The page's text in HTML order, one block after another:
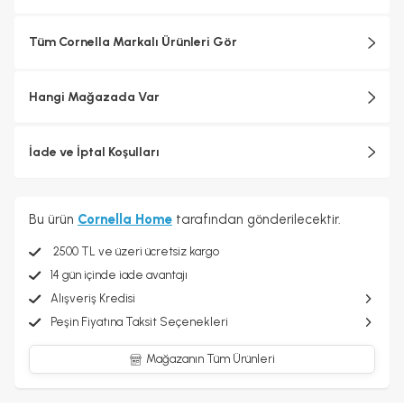
Tüm Cornella Markalı Ürünleri Gör
Hangi Mağazada Var
İade ve İptal Koşulları
Bu ürün Cornella Home tarafından gönderilecektir.
2500 TL ve üzeri ücretsiz kargo
14 gün içinde iade avantajı
Alışveriş Kredisi
Peşin Fiyatına Taksit Seçenekleri
Mağazanın Tüm Ürünleri